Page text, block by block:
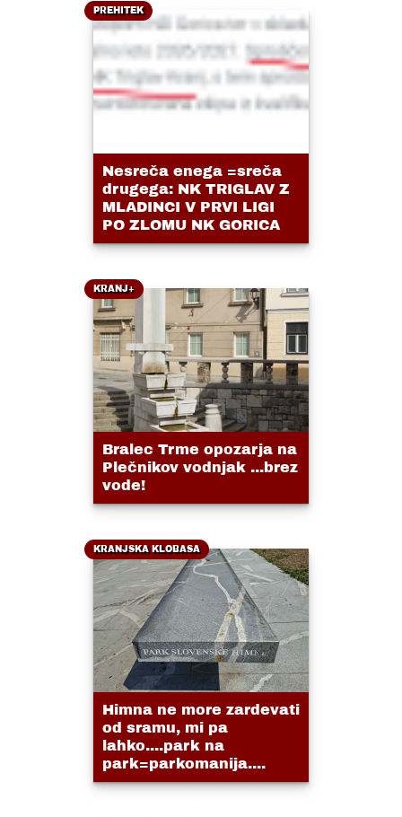
PREHITEK
Nesreča enega =sreča
drugega: NK TRIGLAV Z
MLADINCI V PRVI LIGI
PO ZLOMU NK GORICA
KRANJ+
Bralec Trme opozarja na
Plečnikov vodnjak ...brez
vode!
KRANJSKA KLOBASA
Himna ne more zardevati
od sramu, mi pa
lahko....park na
park=parkomanija....